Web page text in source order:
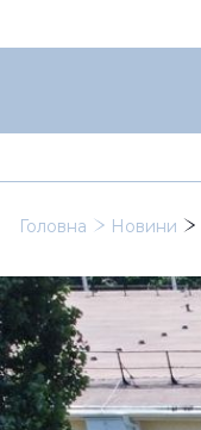
Головна Новини